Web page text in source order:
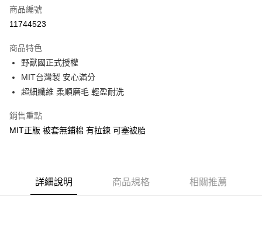
超商取貨付款
Apple Pay
街口支付
Google Pay
全家★依產品說明
商品編號
11744523
商品特色
野獸國正式授權
MIT台灣製 安心滿分
超細纖維 柔順磨毛 輕盈耐洗
銷售重點
MIT正版 被套無鋪棉 有拉鍊 可塞被胎
詳細說明 商品規格 相關推薦